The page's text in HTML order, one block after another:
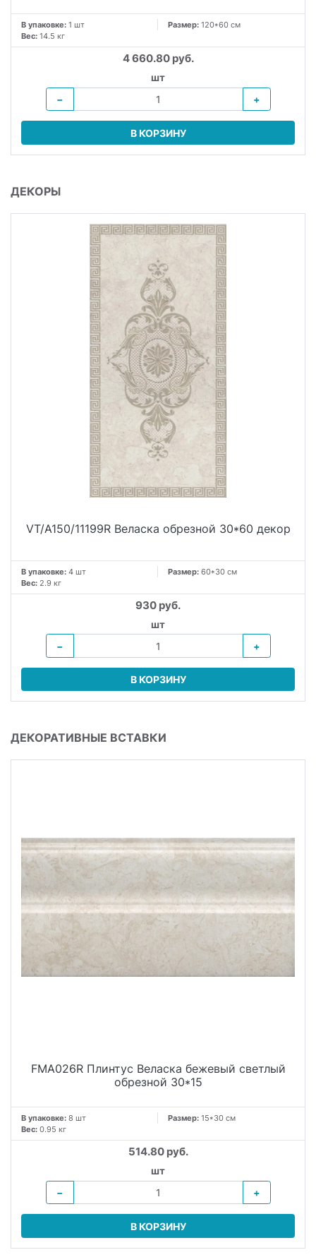
В упаковке: 1 шт Размер: 120*60 см
Вес: 14.5 кг
4 660.80 руб.
шт
−
+
В КОРЗИНУ
ДЕКОРЫ
VT/A150/11199R Веласка обрезной 30*60 декор
В упаковке: 4 шт Размер: 60*30 см
Вес: 2.9 кг
930 руб.
шт
−
+
В КОРЗИНУ
ДЕКОРАТИВНЫЕ ВСТАВКИ
FMA026R Плинтус Веласка бежевый светлый
обрезной 30*15
В упаковке: 8 шт Размер: 15*30 см
Вес: 0.95 кг
514.80 руб.
шт
−
+
В КОРЗИНУ